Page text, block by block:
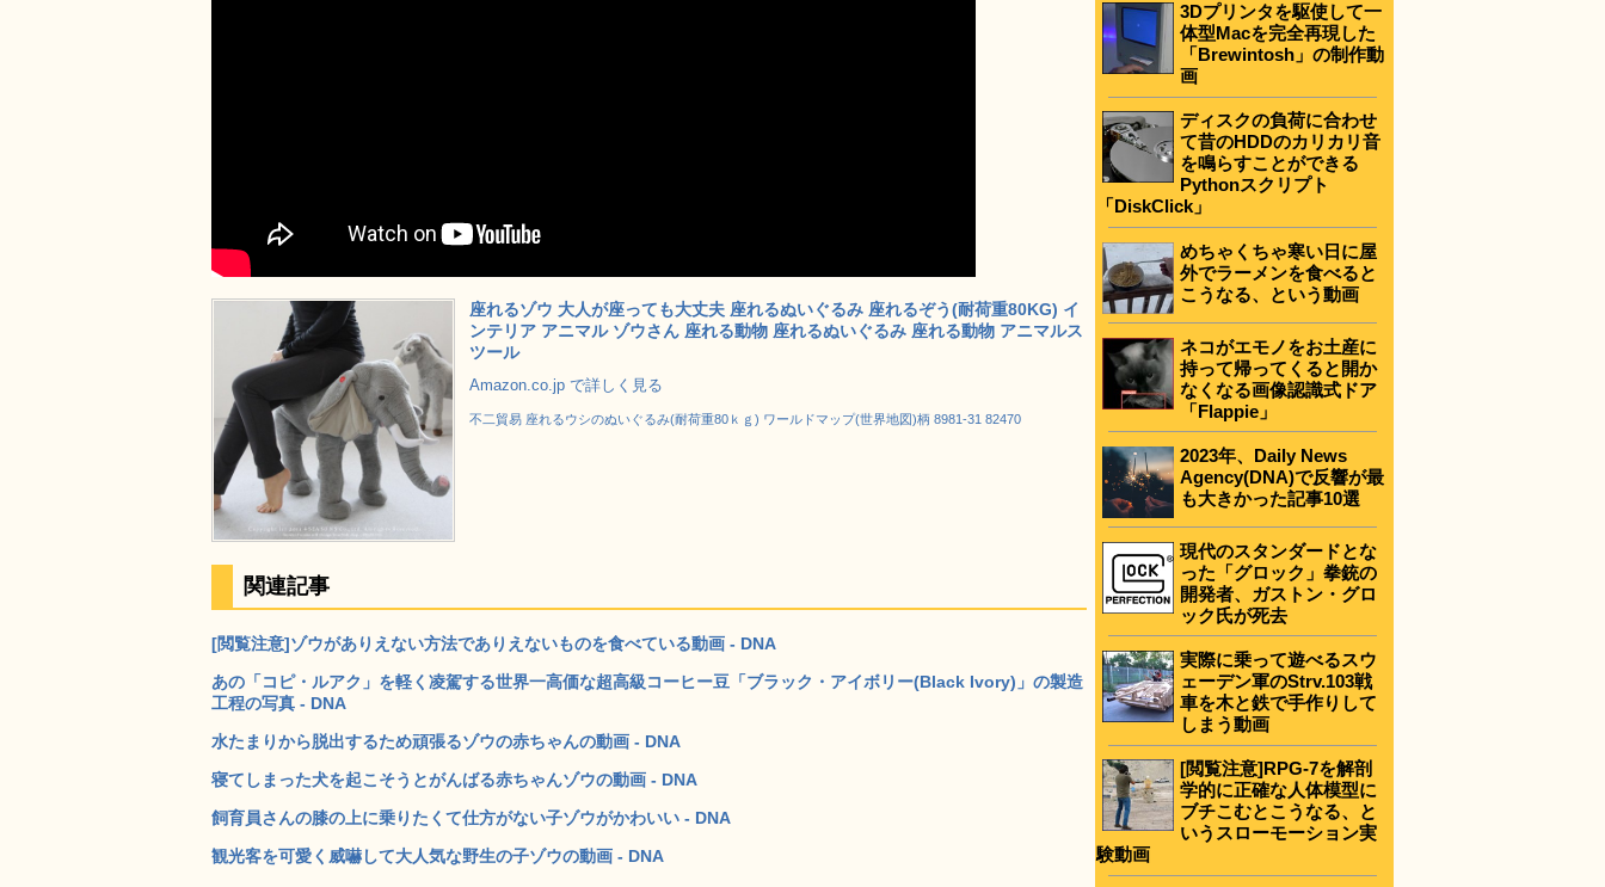
座れるゾウ 大人が座っても大丈夫 座れるぬいぐるみ 座れるぞう(耐荷重80KG) イ
ンテリア アニマル ゾウさん 座れる動物 座れるぬいぐるみ 座れる動物 アニマルス
ツール
Amazon.co.jp で詳しく見る
不二貿易 座れるウシのぬいぐるみ(耐荷重80ｋｇ) ワールドマップ(世界地図)柄 8981-31 82470
関連記事
[閲覧注意]ゾウがありえない方法でありえないものを食べている動画 - DNA
あの「コピ・ルアク」を軽く凌駕する世界一高価な超高級コーヒー豆「ブラック・アイボリー(Black Ivory)」の製造
工程の写真 - DNA
水たまりから脱出するため頑張るゾウの赤ちゃんの動画 - DNA
寝てしまった犬を起こそうとがんばる赤ちゃんゾウの動画 - DNA
飼育員さんの膝の上に乗りたくて仕方がない子ゾウがかわいい - DNA
観光客を可愛く威嚇して大人気な野生の子ゾウの動画 - DNA
3Dプリンタを駆使して一
体型Macを完全再現した
「Brewintosh」の制作動
画
ディスクの負荷に合わせ
て昔のHDDのカリカリ音
を鳴らすことができる
Pythonスクリプト
「DiskClick」
めちゃくちゃ寒い日に屋
外でラーメンを食べると
こうなる、という動画
ネコがエモノをお土産に
持って帰ってくると開か
なくなる画像認識式ドア
「Flappie」
2023年、Daily News
Agency(DNA)で反響が最
も大きかった記事10選
現代のスタンダードとな
った「グロック」拳銃の
開発者、ガストン・グロ
ック氏が死去
実際に乗って遊べるスウ
ェーデン軍のStrv.103戦
車を木と鉄で手作りして
しまう動画
[閲覧注意]RPG-7を解剖
学的に正確な人体模型に
ブチこむとこうなる、と
いうスローモーション実
験動画